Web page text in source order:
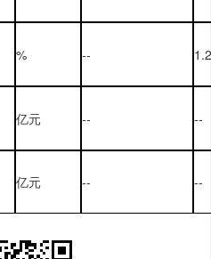
% --
亿元 -- --
亿元 -- --